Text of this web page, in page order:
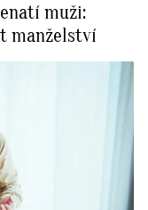
muži:
manželství